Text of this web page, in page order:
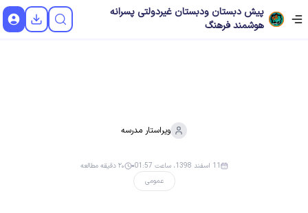
پیش دبستان ودبستان غیردولتی پسرانه
هوشمند فرهنگ
ویراستار مدرسه
عمومی
11 اسفند 1398، ساعت 01:57 ۲۰ دقیقه مطالعه